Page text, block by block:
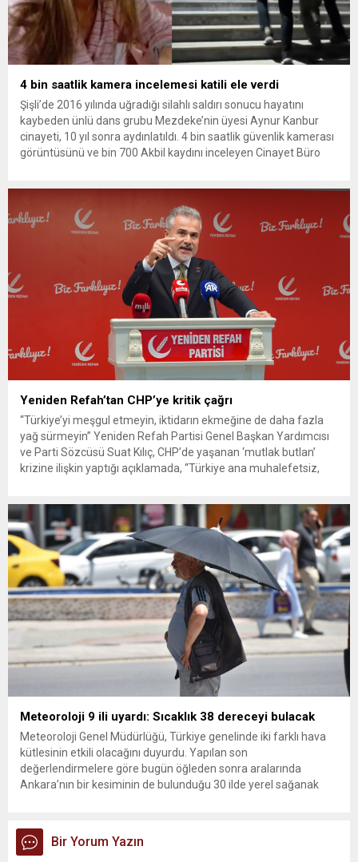
4 bin saatlik kamera incelemesi katili ele verdi
Şişli’de 2016 yılında uğradığı silahlı saldırı sonucu hayatını
kaybeden ünlü dans grubu Mezdeke’nin üyesi Aynur Kanbur
cinayeti, 10 yıl sonra aydınlatıldı. 4 bin saatlik güvenlik kamerası
görüntüsünü ve bin 700 Akbil kaydını inceleyen Cinayet Büro
Yeniden Refah’tan CHP’ye kritik çağrı
“Türkiye’yi meşgul etmeyin, iktidarın ekmeğine de daha fazla
yağ sürmeyin” Yeniden Refah Partisi Genel Başkan Yardımcısı
ve Parti Sözcüsü Suat Kılıç, CHP’de yaşanan ‘mutlak butlan’
krizine ilişkin yaptığı açıklamada, “Türkiye ana muhalefetsiz,
olun. Türkiye’yi...
Meteoroloji 9 ili uyardı: Sıcaklık 38 dereceyi bulacak
Meteoroloji Genel Müdürlüğü, Türkiye genelinde iki farklı hava
kütlesinin etkili olacağını duyurdu. Yapılan son
değerlendirmelere göre bugün öğleden sonra aralarında
Ankara’nın bir kesiminin de bulunduğu 30 ilde yerel sağanak
üzerine çıkarak yaz değerlerine ulaşacak. Ayrıca...
Bir Yorum Yazın